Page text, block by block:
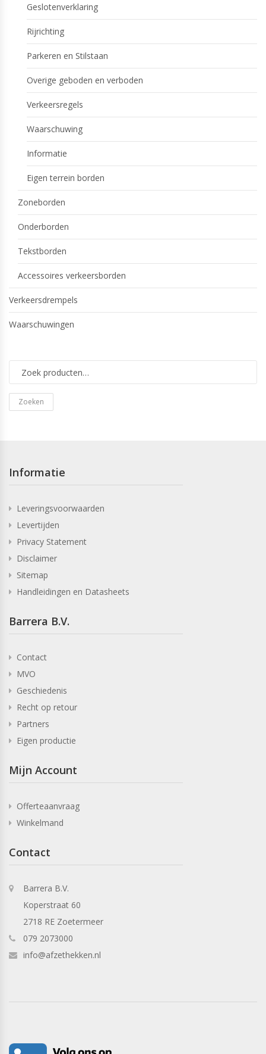
Geslotenverklaring
Rijrichting
Parkeren en Stilstaan
Overige geboden en verboden
Verkeersregels
Waarschuwing
Informatie
Eigen terrein borden
Zoneborden
Onderborden
Tekstborden
Accessoires verkeersborden
Verkeersdrempels
Waarschuwingen
Zoeken
Informatie
Leveringsvoorwaarden
Levertijden
Privacy Statement
Disclaimer
Sitemap
Handleidingen en Datasheets
Barrera B.V.
Contact
MVO
Geschiedenis
Recht op retour
Partners
Eigen productie
Mijn Account
Offerteaanvraag
Winkelmand
Contact
Barrera B.V.
Koperstraat 60
2718 RE Zoetermeer
079 2073000
info@afzethekken.nl